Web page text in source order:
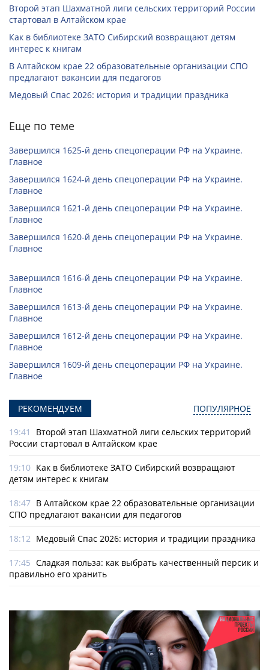
Второй этап Шахматной лиги сельских территорий России
стартовал в Алтайском крае
Как в библиотеке ЗАТО Сибирский возвращают детям
интерес к книгам
В Алтайском крае 22 образовательные организации СПО
предлагают вакансии для педагогов
Медовый Спас 2026: история и традиции праздника
Еще по теме
Завершился 1625-й день спецоперации РФ на Украине.
Главное
Завершился 1624-й день спецоперации РФ на Украине.
Главное
Завершился 1621-й день спецоперации РФ на Украине.
Главное
Завершился 1620-й день спецоперации РФ на Украине.
Главное
Завершился 1616-й день спецоперации РФ на Украине.
Главное
Завершился 1613-й день спецоперации РФ на Украине.
Главное
Завершился 1612-й день спецоперации РФ на Украине.
Главное
Завершился 1609-й день спецоперации РФ на Украине.
Главное
РЕКОМЕНДУЕМ ПОПУЛЯРНОЕ
19:41
Второй этап Шахматной лиги сельских территорий
России стартовал в Алтайском крае
19:10 Как в библиотеке ЗАТО Сибирский возвращают
детям интерес к книгам
18:47 В Алтайском крае 22 образовательные организации
СПО предлагают вакансии для педагогов
18:12 Медовый Спас 2026: история и традиции праздника
17:45 Сладкая польза: как выбрать качественный персик и
правильно его хранить